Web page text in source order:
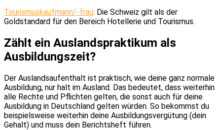
Tourismuskaufmann/-frau: Die Schweiz gilt als der
Goldstandard für den Bereich Hotellerie und Tourismus.
Zählt ein Auslandspraktikum als
Ausbildungszeit?
Der Auslandsaufenthalt ist praktisch, wie deine ganz normale
Ausbildung, nur halt im Ausland. Das bedeutet, dass weiterhin
alle Rechte und Pflichten gelten, die sonst auch für deine
Ausbildung in Deutschland gelten würden. So bekommst du
beispielsweise weiterhin deine Ausbildungsvergütung (dein
Gehalt) und muss dein Berichtsheft führen.